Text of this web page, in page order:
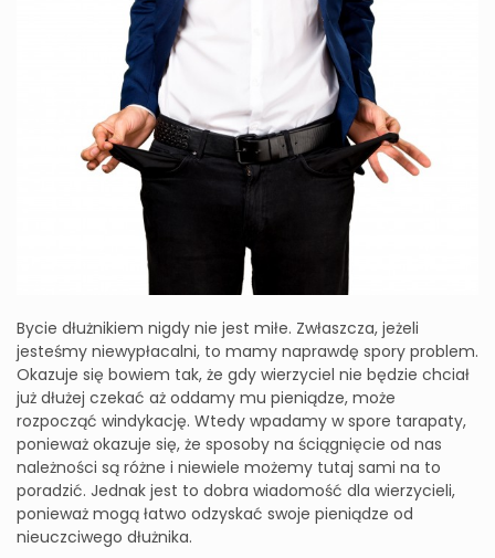
Bycie dłużnikiem nigdy nie jest miłe. Zwłaszcza, jeżeli
jesteśmy niewypłacalni, to mamy naprawdę spory problem.
Okazuje się bowiem tak, że gdy wierzyciel nie będzie chciał
już dłużej czekać aż oddamy mu pieniądze, może
rozpocząć windykację. Wtedy wpadamy w spore tarapaty,
ponieważ okazuje się, że sposoby na ściągnięcie od nas
należności są różne i niewiele możemy tutaj sami na to
poradzić. Jednak jest to dobra wiadomość dla wierzycieli,
ponieważ mogą łatwo odzyskać swoje pieniądze od
nieuczciwego dłużnika.